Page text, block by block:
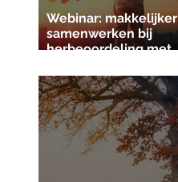
Webinar: makkelijker
samenwerken bij
herbeoordeling met